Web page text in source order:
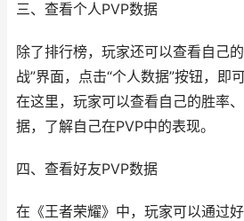
三、查看个人PVP数据
除了排行榜，玩家还可以查看自己
战”界面，点击“个人数据”按钮，即
在这里，玩家可以查看自己的胜率
据，了解自己在PVP中的表现。
四、查看好友PVP数据
在《王者荣耀》中，玩家可以通过